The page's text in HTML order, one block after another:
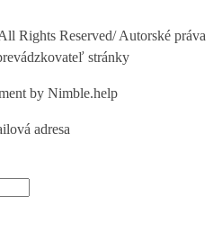
Rights Reserved/ Autorské práva
stránky
by Nimble.help
adresa